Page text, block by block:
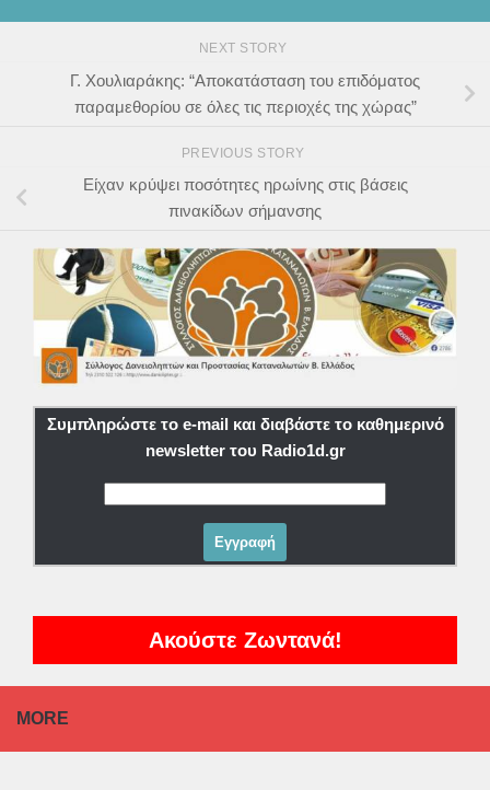
NEXT STORY
Γ. Χουλιαράκης: “Αποκατάσταση του επιδόματος
παραμεθορίου σε όλες τις περιοχές της χώρας”
PREVIOUS STORY
Είχαν κρύψει ποσότητες ηρωίνης στις βάσεις
πινακίδων σήμανσης
Συμπληρώστε το e-mail και διαβάστε το καθημερινό
newsletter του Radio1d.gr
Ακούστε Ζωντανά!
MORE